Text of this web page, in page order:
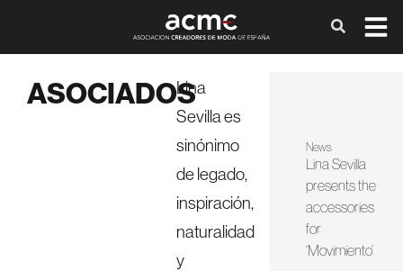
ASOCIADOS
Lina
Sevilla es
sinónimo
de legado,
inspiración,
naturalidad
y
News
Lina Sevilla
presents the
accessories
for
‘Movimiento’